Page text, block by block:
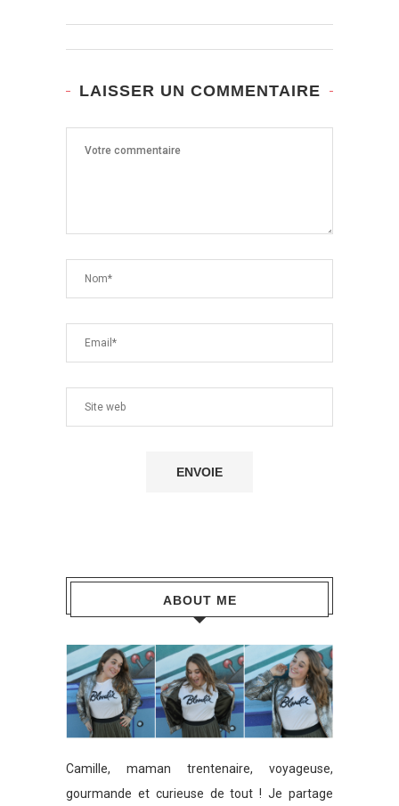
LAISSER UN COMMENTAIRE
ABOUT ME
Camille, maman trentenaire, voyageuse,
gourmande et curieuse de tout ! Je partage